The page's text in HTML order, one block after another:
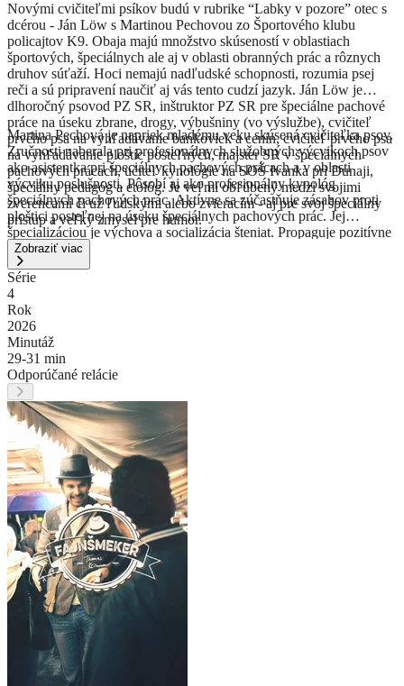
Novými cvičiteľmi psíkov budú v rubrike “Labky v pozore” otec s
dcérou - Ján Löw s Martinou Pechovou zo Športového klubu
policajtov K9. Obaja majú množstvo skúseností v oblastiach
športových, špeciálnych ale aj v oblasti obranných prác a rôznych
druhov súťaží. Hoci nemajú nadľudské schopnosti, rozumia psej
reči a sú pripravení naučiť aj vás tento cudzí jazyk. Ján Löw je
dlhoročný psovod PZ SR, inštruktor PZ SR pre špeciálne pachové
práce na úseku zbrane, drogy, výbušniny (vo výslužbe), cvičiteľ
prvého psa na vyhľadávanie bankoviek a cenín, cvičiteľ prvého psa
na vyhľadávanie ploštíc posteľných, majster SR v špeciálnych
pachových prácach, učiteľ kynológie na SOŠ Ivanka pri Dunaji,
špeciálny pedagóg a etológ. Je veľmi obľúbený medzi svojimi
zverencami či už ľudskými alebo zvieracím - aj pre svoj špeciálny
prístup a veľký zmysel pre humor.
Martina Pechová je napriek mladému veku skúsená cvičiteľka psov.
Zručnosti naberala pri profesionálnych služobných výcvikoch psov
ako asistentka pri špeciálnych pachových prácach a v oblasti
výcviku poslušnosti. Pôsobí aj ako profesionálny kynológ
špeciálnych pachových prác. Aktívne sa zúčastňuje zásahov proti
ploštici posteľnej na úseku špeciálnych pachových prác. Jej
špecializáciou je výchova a socializácia šteniat. Propaguje pozitívne
metódy, čím pomáha nastaviť správne základy pre zdravý psychický
vývin šteniat.
Zobraziť viac
Série
4
Rok
2026
Minutáž
29-31 min
Odporúčané relácie